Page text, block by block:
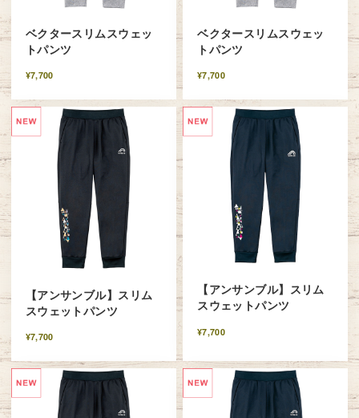
ベクタースリムスウェッ
トパンツ
¥7,700
ベクタースリムスウェッ
トパンツ
¥7,700
【アンサンブル】スリム
スウェットパンツ
¥7,700
【アンサンブル】スリム
スウェットパンツ
¥7,700